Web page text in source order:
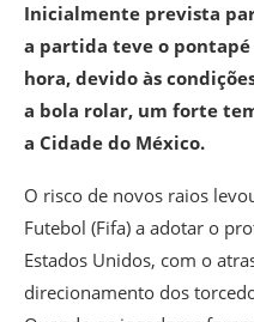
Inicialmente prevista
a partida teve o
hora, devido às
a bola rolar, um forte
a Cidade do México.
O risco de novos raios
Futebol (Fifa) a adotar o
Estados Unidos, com o
direcionamento dos